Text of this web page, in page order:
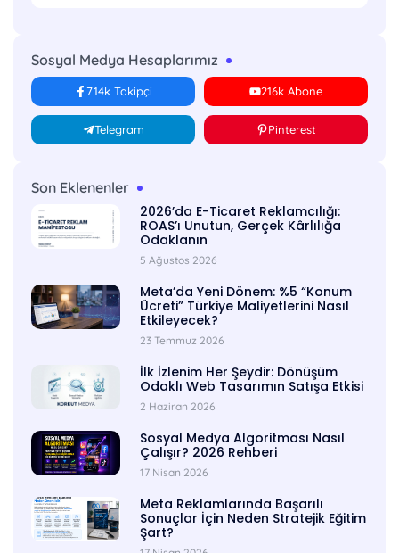
Sosyal Medya Hesaplarımız
714k Takipçi 216k Abone
Telegram Pinterest
Son Eklenenler
2026’da E-Ticaret Reklamcılığı:
ROAS’ı Unutun, Gerçek Kârlılığa
Odaklanın
5 Ağustos 2026
Meta’da Yeni Dönem: %5 “Konum
Ücreti” Türkiye Maliyetlerini Nasıl
Etkileyecek?
23 Temmuz 2026
İlk İzlenim Her Şeydir: Dönüşüm
Odaklı Web Tasarımın Satışa Etkisi
2 Haziran 2026
Sosyal Medya Algoritması Nasıl
Çalışır? 2026 Rehberi
17 Nisan 2026
Meta Reklamlarında Başarılı
Sonuçlar İçin Neden Stratejik Eğitim
Şart?